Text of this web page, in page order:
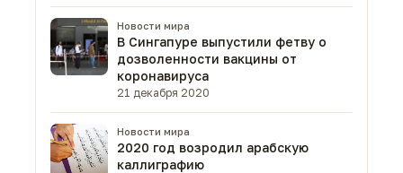
Новости мира
В Сингапуре выпустили фетву о
дозволенности вакцины от
коронавируса
21 декабря 2020
Новости мира
2020 год возродил арабскую
каллиграфию